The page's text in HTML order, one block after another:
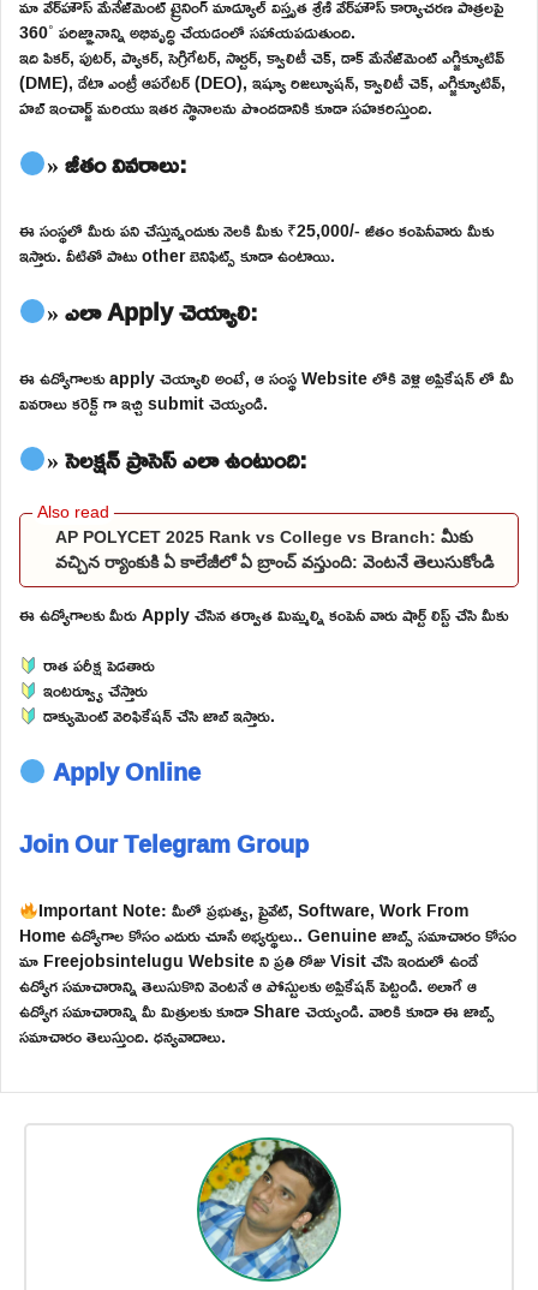
మా వేర్‌హౌస్ మేనేజ్‌మెంట్ ట్రైనింగ్ మాడ్యూల్ విస్తృత శ్రేణి వేర్‌హౌస్ కార్యాచరణ పాత్రలపై
360˚ పరిజ్ఞానాన్ని అభివృద్ధి చేయడంలో సహాయపడుతుంది.
ఇది పికర్, పుటర్, ప్యాకర్, సెగ్రిగేటర్, సార్టర్, క్వాలిటీ చెక్, డాక్ మేనేజ్‌మెంట్ ఎగ్జిక్యూటివ్
(DME), డేటా ఎంట్రీ ఆపరేటర్ (DEO), ఇష్యూ రిజల్యూషన్, క్వాలిటీ చెక్, ఎగ్జిక్యూటివ్,
హబ్ ఇంచార్జ్ మరియు ఇతర స్థానాలను పొందడానికి కూడా సహకరిస్తుంది.
» జీతం వివరాలు:
ఈ సంస్థలో మీరు పని చేస్తున్నందుకు నెలకి మీకు ₹25,000/- జీతం కంపెనీవారు మీకు
ఇస్తారు. వీటితో పాటు other బెనిఫిట్స్ కూడా ఉంటాయి.
» ఎలా Apply చెయ్యాలి:
ఈ ఉద్యోగాలకు apply చెయ్యాలి అంటే, ఆ సంస్థ Website లోకి వెళ్లి అప్లికేషన్ లో మీ
వివరాలు కరెక్ట్ గా ఇచ్చి submit చెయ్యండి.
» సెలక్షన్ ప్రాసెస్ ఎలా ఉంటుంది:
AP POLYCET 2025 Rank vs College vs Branch: మీకు
వచ్చిన ర్యాంకుకి ఏ కాలేజీలో ఏ బ్రాంచ్ వస్తుంది: వెంటనే తెలుసుకోండి
ఈ ఉద్యోగాలకు మీరు Apply చేసిన తర్వాత మిమ్మల్ని కంపెనీ వారు షార్ట్ లిస్ట్ చేసి మీకు
రాత పరీక్ష పెడతారు
ఇంటర్వ్యూ చేస్తారు
డాక్యుమెంట్ వెరిఫికేషన్ చేసి జాబ్ ఇస్తారు.
Apply Online
Join Our Telegram Group
Important Note: మీలో ప్రభుత్వ, ప్రైవేట్, Software, Work From
Home ఉద్యోగాల కోసం ఎదురు చూసే అభ్యర్థులు.. Genuine జాబ్స్ సమాచారం కోసం
మా Freejobsintelugu Website ని ప్రతి రోజు Visit చేసి ఇందులో ఉండే
ఉద్యోగ సమాచారాన్ని తెలుసుకొని వెంటనే ఆ పోస్టులకు అప్లికేషన్ పెట్టండి. అలాగే ఆ
ఉద్యోగ సమాచారాన్ని మీ మిత్రులకు కూడా Share చెయ్యండి. వారికి కూడా ఈ జాబ్స్
సమాచారం తెలుస్తుంది. ధన్యవాదాలు.